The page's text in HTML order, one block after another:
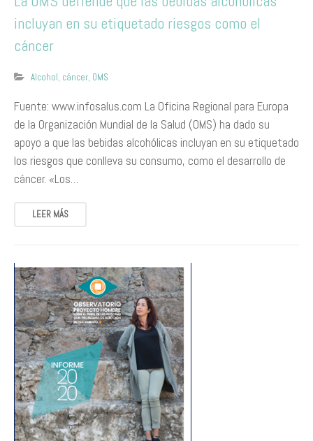
incluyan en su etiquetado riesgos como el
cáncer
Alcohol, cáncer, OMS
Fuente: www.infosalus.com La Oficina Regional para Europa
de la Organización Mundial de la Salud (OMS) ha dado su
apoyo a que las bebidas alcohólicas incluyan en su etiquetado
los riesgos que conlleva su consumo, como el desarrollo de
cáncer. «Los…
LEER MÁS